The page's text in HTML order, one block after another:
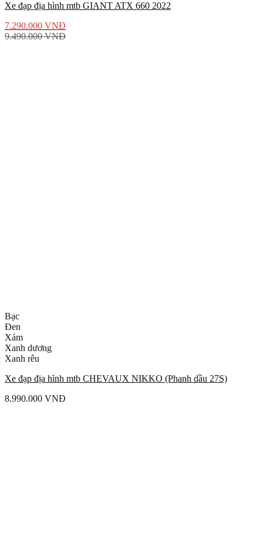
Xe đạp địa hình mtb GIANT ATX 660 2022
7.290.000 VNĐ
9.490.000VNĐ
Bạc
Đen
Xám
Xanh dương
Xanh rêu
Xe đạp địa hình mtb CHEVAUX NIKKO (Phanh dầu 27S)
8.990.000 VNĐ